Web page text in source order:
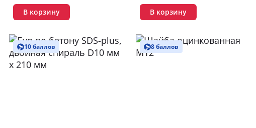
В корзину В корзину
10 баллов 8 баллов